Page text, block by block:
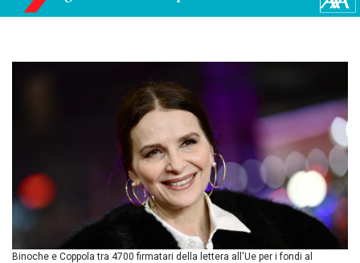
BND 1.480393
BOB 13.964198
BWP 15.61488
BYN 3.418287
BYR
22586.626891
BZD 2.321974
CAD 1.615497
CDF
2604.376508
CHF 0.934643
CLF 0.02673
Binoche e Coppola tra 4700 firmatari della lettera all'Ue per i fondi al